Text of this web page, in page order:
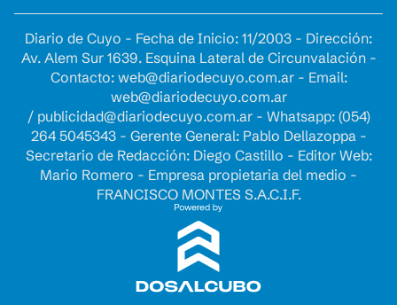
Diario de Cuyo - Fecha de Inicio: 11/2003 - Dirección:
Av. Alem Sur 1639. Esquina Lateral de Circunvalación -
Contacto: web@diariodecuyo.com.ar- Email:
web@diariodecuyo.com.ar
/ publicidad@diariodecuyo.com.ar- Whatsapp: (054)
264 5045343 - Gerente General: Pablo Dellazoppa -
Secretario de Redacción: Diego Castillo - Editor Web:
Mario Romero - Empresa propietaria del medio -
FRANCISCO MONTES S.A.C.I.F.